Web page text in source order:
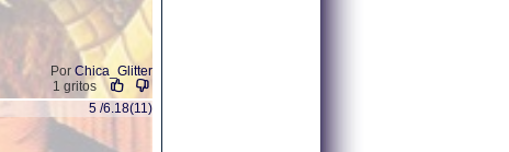
Por Chica_Glitter
1 gritos
5 /6.18(11)